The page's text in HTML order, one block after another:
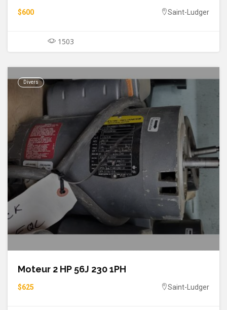
$600 Saint-Ludger
1503
Divers
Moteur 2 HP 56J 230 1PH
$625 Saint-Ludger